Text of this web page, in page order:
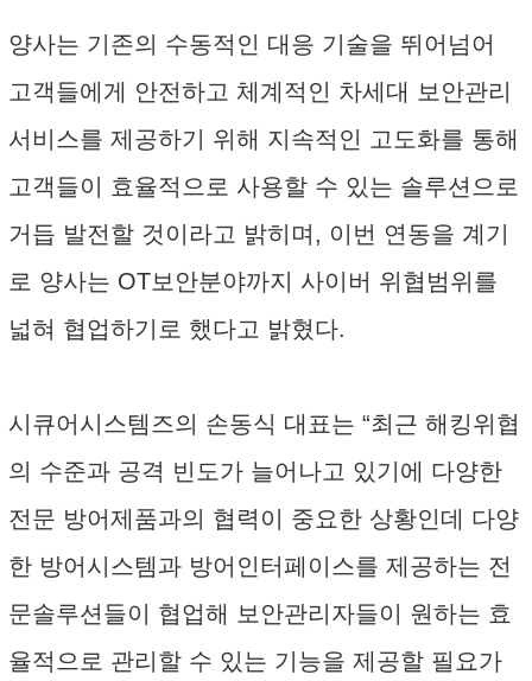
양사는 기존의 수동적인 대응 기술을 뛰어넘어
고객들에게 안전하고 체계적인 차세대 보안관리
서비스를 제공하기 위해 지속적인 고도화를 통해
고객들이 효율적으로 사용할 수 있는 솔루션으로
거듭 발전할 것이라고 밝히며, 이번 연동을 계기
로 양사는 OT보안분야까지 사이버 위협범위를
넓혀 협업하기로 했다고 밝혔다.
시큐어시스템즈의 손동식 대표는 “최근 해킹위협
의 수준과 공격 빈도가 늘어나고 있기에 다양한
전문 방어제품과의 협력이 중요한 상황인데 다양
한 방어시스템과 방어인터페이스를 제공하는 전
문솔루션들이 협업해 보안관리자들이 원하는 효
율적으로 관리할 수 있는 기능을 제공할 필요가